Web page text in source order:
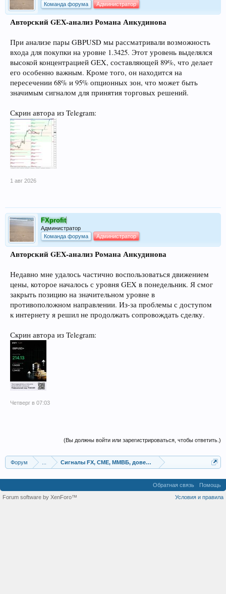
Команда форума
Администратор
Авторский GEX-анализ Романа Анкудинова
При анализе пары GBPUSD мы рассматривали возможность
входа для покупки на уровне 1.3425. Этот уровень выделялся
высокой концентрацией GEX, составляющей 89%, что делает
его особенно важным. Кроме того, он находится на
пересечении 68% и 95% опционных зон, что может быть
значимым сигналом для принятия торговых решений.
Скрин автора из Telegram:
1 авг 2026
FXprofit
Администратор
Команда форума
Администратор
Авторский GEX-анализ Романа Анкудинова
Недавно мне удалось частично воспользоваться движением
цены, которое началось с уровня GEX в понедельник. Я смог
закрыть позицию на значительном уровне в
противоположном направлении. Из-за проблемы с доступом
к интернету я решил не продолжать сопровождать сделку.
Скрин автора из Telegram:
Четверг в 07:03
(Вы должны войти или зарегистрироваться, чтобы ответить.)
Форум Сигналы FX, СME, ММВБ, доверительное управление
Обратная связь
Помощь
Условия и правила
Forum software by XenForo™